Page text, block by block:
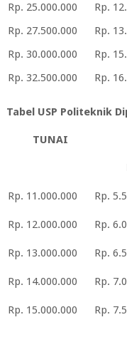
Rp. 25.000.000
Rp.
Rp. 27.500.000
Rp.
Rp. 30.000.000
Rp.
Rp. 32.500.000
Rp.
Tabel USP Politeknik
TUNAI
Rp. 11.000.000 Rp.
Rp. 12.000.000 Rp.
Rp. 13.000.000 Rp.
Rp. 14.000.000 Rp.
Rp. 15.000.000 Rp.